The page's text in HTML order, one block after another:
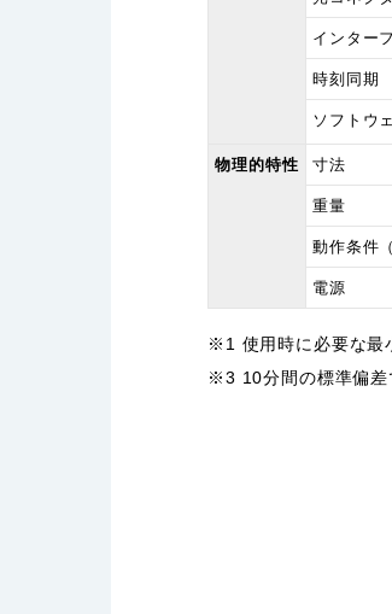
インター
時刻同期
ソフトウ
物理的特性 寸法
重量
動作条件
電源
※1 使用時に必要な最
※3 10分間の標準偏差